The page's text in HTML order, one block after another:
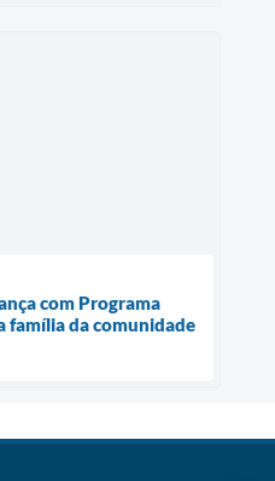
com Programa
família da comunidade